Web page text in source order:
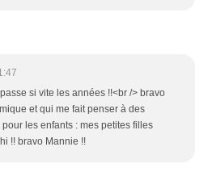
si vite les années !!<br /> bravo
et qui me fait penser à des
les enfants : mes petites filles
!! bravo Mannie !!